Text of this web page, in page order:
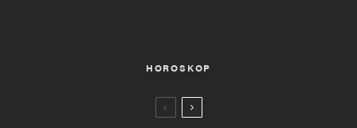
HOROSKOP